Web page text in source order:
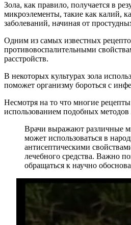
Зола, как правило, получается в
микроэлементы, такие как калий,
заболеваний, начиная от
Одним из самых известных
противовоспалительными
расстройств.
В некоторых культурах зола
поможет организму бороться с
Несмотря на то что многие
использованием подобных методов
Врачи выражают различные
может использоваться в
антисептическими
лечебного средства. Важно
обращаться к научно